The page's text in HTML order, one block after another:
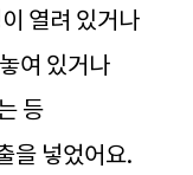
열려 있거나
여 있거나
등
을 넣었어요.